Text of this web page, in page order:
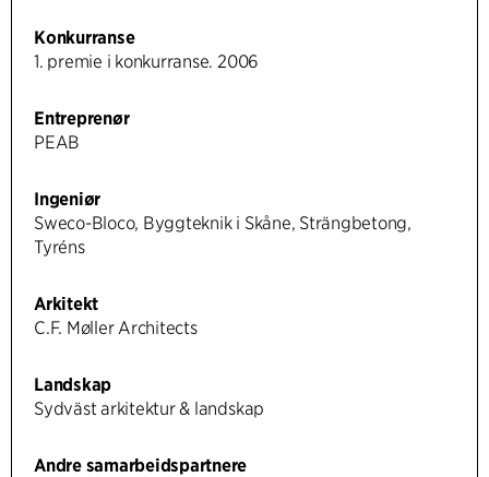
Konkurranse
1. premie i konkurranse. 2006
Entreprenør
PEAB
Ingeniør
Sweco-Bloco, Byggteknik i Skåne, Strängbetong,
Tyréns
Arkitekt
C.F. Møller Architects
Landskap
Sydväst arkitektur & landskap
Andre samarbeidspartnere